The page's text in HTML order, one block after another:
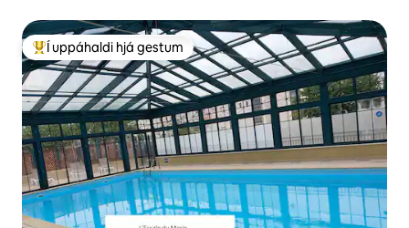
Í mestu uppáhaldi hjá gestum
Í uppáhaldi hjá gestum